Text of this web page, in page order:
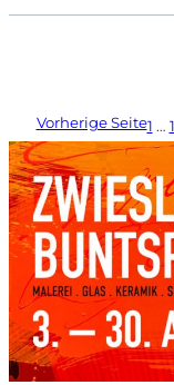
Vorherige Seite1 …